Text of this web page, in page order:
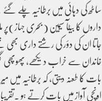
ساٹھ کی دہائی میں برطانیہ
داروں کا بیٹآ سیمین ( بحری
جاتا ان کی دؤر کی رشتے داری
خاندان سے خراب دیکھے،
بات کا طعنہ دیتی، کہ برطانیہ
اونچی آواز میں بات کرتے ہو